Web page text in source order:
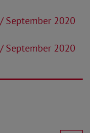
September 2020
September 2020